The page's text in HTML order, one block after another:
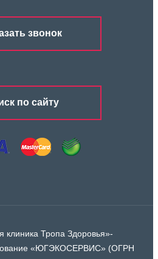
звонок
по сайту
клиника Тропа Здоровья»-
«ЮГЭКОСЕРВИС» (ОГРН